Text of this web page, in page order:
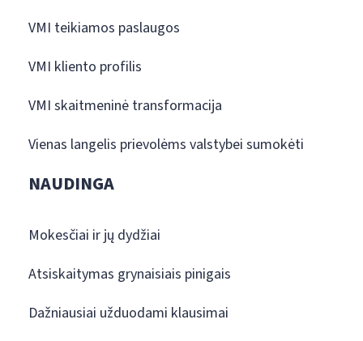
VMI teikiamos paslaugos
VMI kliento profilis
VMI skaitmeninė transformacija
Vienas langelis prievolėms valstybei sumokėti
NAUDINGA
Mokesčiai ir jų dydžiai
Atsiskaitymas grynaisiais pinigais
Dažniausiai užduodami klausimai